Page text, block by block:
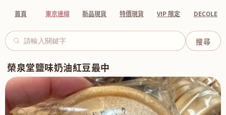
首頁 東京連線 新品現貨 特價現貨 VIP 限定 DECOLE
榮泉堂鹽味奶油紅豆最中